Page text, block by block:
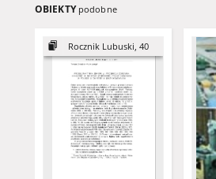
OBIEKTY podobne
Rocznik Lubuski, 40